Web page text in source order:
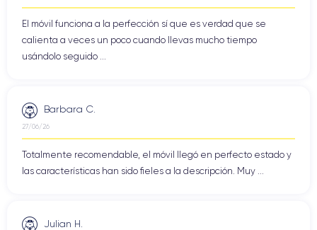
El móvil funciona a la perfección sí que es verdad que se
calienta a veces un poco cuando llevas mucho tiempo
usándolo seguido ...
Barbara C.
27/06/26
Totalmente recomendable, el móvil llegó en perfecto estado y
las características han sido fieles a la descripción. Muy ...
Julian H.